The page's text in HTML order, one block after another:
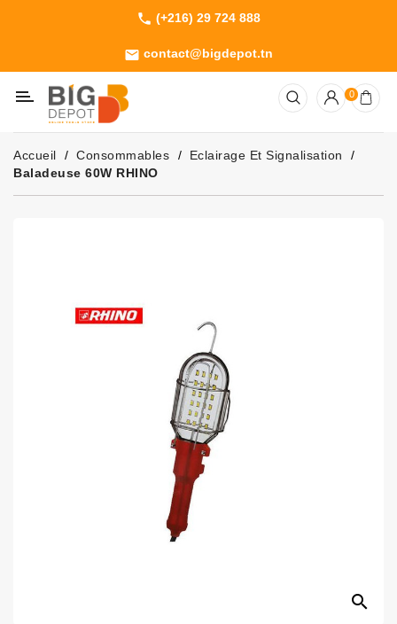
phone (+216) 29 724 888
email contact@bigdepot.tn
Machines
Outillage
Jardinage
Consommables
0
Accueil Consommables
Eclairage Et Signalisation
Baladeuse 60W RHINO
search